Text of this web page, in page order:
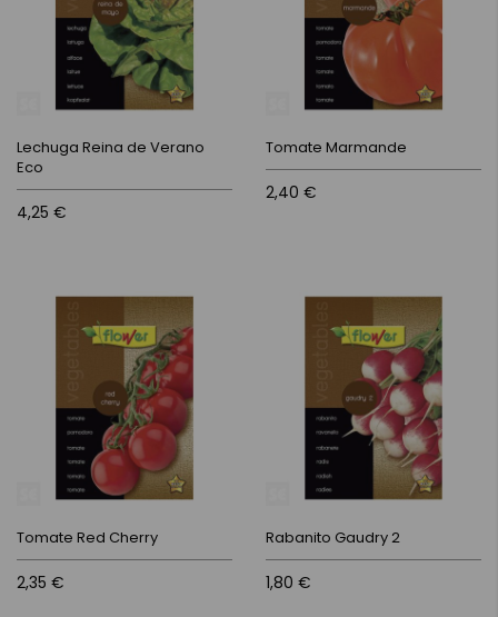
Lechuga Reina de Verano
Eco
4,25 €
Tomate Marmande
2,40 €
Tomate Red Cherry
2,35 €
Rabanito Gaudry 2
1,80 €